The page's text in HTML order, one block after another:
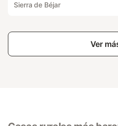
Sierra de Béjar
Ver